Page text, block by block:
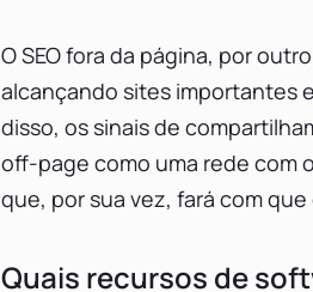
O SEO fora da página, por
alcançando sites importantes
disso, os sinais de
off-page como uma rede com
que, por sua vez, fará com
Quais recursos de